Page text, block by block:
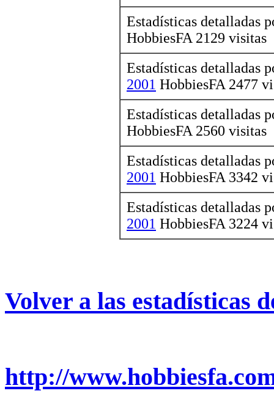
Estadísticas detalladas
HobbiesFA 2129 visitas
Estadísticas detalladas
2001 HobbiesFA 2477
Estadísticas detalladas
HobbiesFA 2560 visitas
Estadísticas detalladas
2001 HobbiesFA 3342
Estadísticas detalladas
2001 HobbiesFA 3224
Volver a las estadísticas
http://